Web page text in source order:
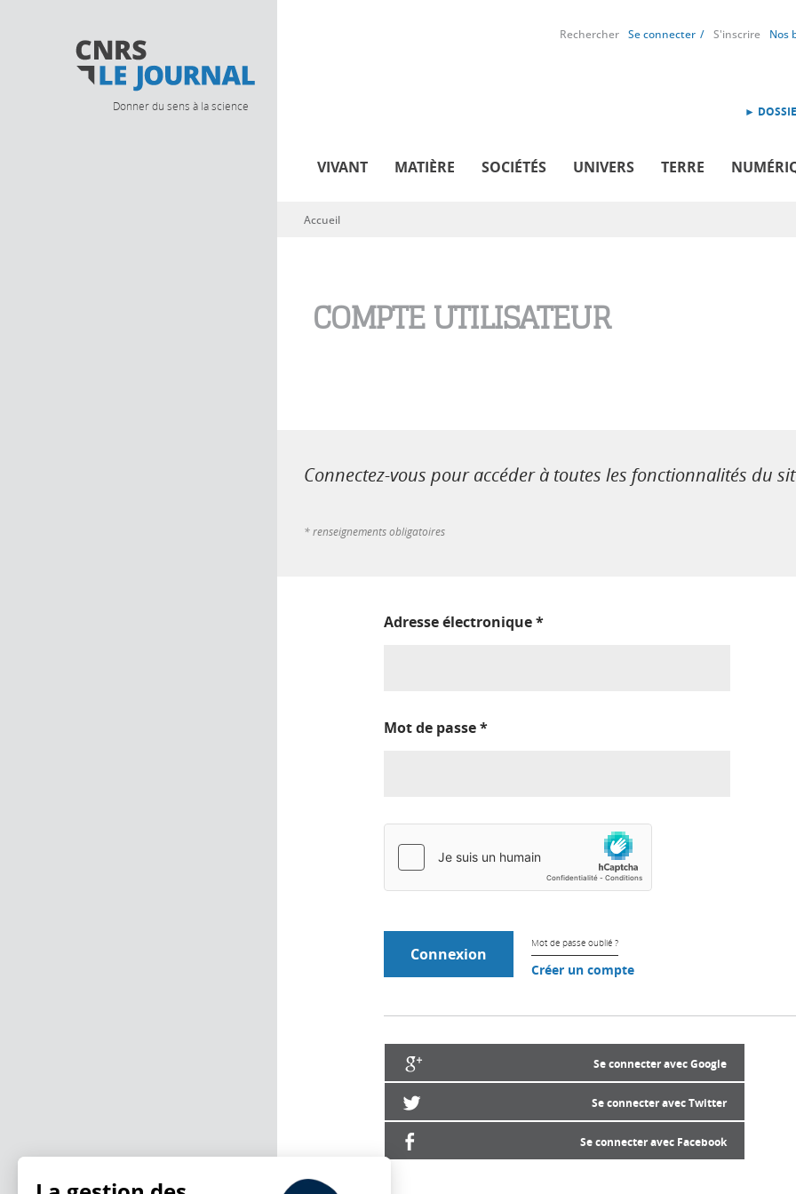
Donner du sens à la science
Rechercher Se connecter S'inscrire Nos
►
VIVANT MATIÈRE SOCIÉTÉS UNIVERS TERRE
Vous êtes ici
Accueil
COMPTE UTILISATEUR
Connectez-vous pour accéder à toutes les fonctionnalités du
* renseignements obligatoires
Adresse électronique*
Mot de passe*
Mot de passe oublié ?
Créer un compte
Se connecter avec Google
Se connecter avec Twitter
Se connecter avec Facebook